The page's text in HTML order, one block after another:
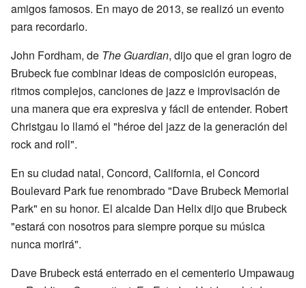
amigos famosos. En mayo de 2013, se realizó un evento
para recordarlo.
John Fordham, de The Guardian, dijo que el gran logro de
Brubeck fue combinar ideas de composición europeas,
ritmos complejos, canciones de jazz e improvisación de
una manera que era expresiva y fácil de entender. Robert
Christgau lo llamó el "héroe del jazz de la generación del
rock and roll".
En su ciudad natal, Concord, California, el Concord
Boulevard Park fue renombrado "Dave Brubeck Memorial
Park" en su honor. El alcalde Dan Helix dijo que Brubeck
"estará con nosotros para siempre porque su música
nunca morirá".
Dave Brubeck está enterrado en el cementerio Umpawaug